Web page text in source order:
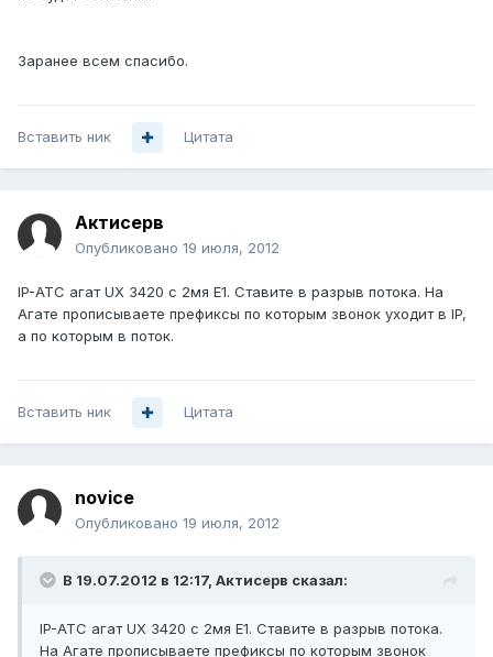
Заранее всем спасибо.
Вставить ник Цитата
Актисерв
Опубликовано 19 июля, 2012
IP-АТС агат UX 3420 с 2мя Е1. Ставите в разрыв потока. На
Агате прописываете префиксы по которым звонок уходит в IP,
а по которым в поток.
Вставить ник Цитата
novice
Опубликовано 19 июля, 2012
В 19.07.2012 в 12:17, Актисерв сказал:
IP-АТС агат UX 3420 с 2мя Е1. Ставите в разрыв потока.
На Агате прописываете префиксы по которым звонок